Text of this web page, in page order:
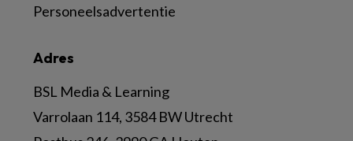
Adres
BSL Media & Learning
Varrolaan 114, 3584 BW Utrecht
Personeelsadvertentie